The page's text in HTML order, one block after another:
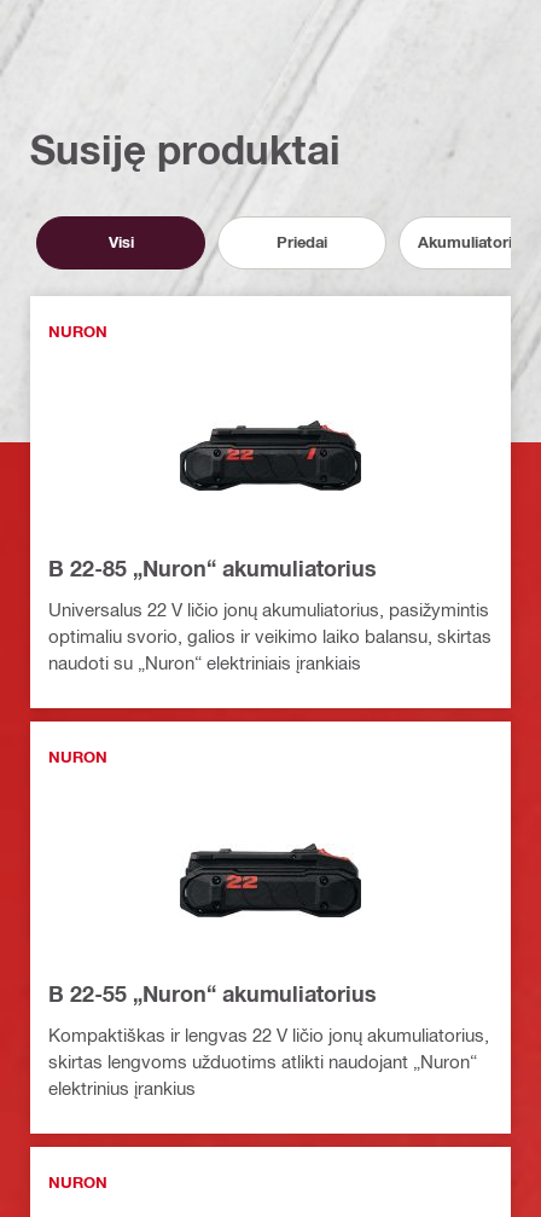
Susiję produktai
Visi Priedai Akumuliatoriai
NURON
B 22-85 „Nuron“ akumuliatorius
Universalus 22 V ličio jonų akumuliatorius, pasižymintis
optimaliu svorio, galios ir veikimo laiko balansu, skirtas
naudoti su „Nuron“ elektriniais įrankiais
NURON
B 22-55 „Nuron“ akumuliatorius
Kompaktiškas ir lengvas 22 V ličio jonų akumuliatorius,
skirtas lengvoms užduotims atlikti naudojant „Nuron“
elektrinius įrankius
NURON